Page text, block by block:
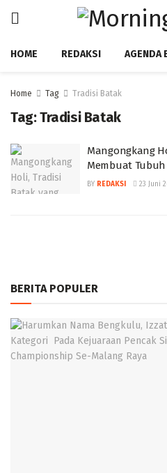
HOME REDAKSI AGENDA
Home Tag Tradisi Batak
Tag:Tradisi Batak
Mangongkang
Membuat
BY REDAKSI 23 Juni
BERITA POPULER